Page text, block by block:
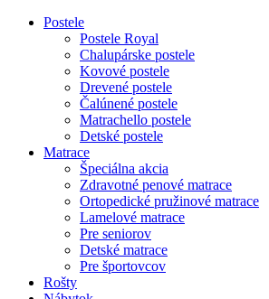
Postele
Postele Royal
Chalupárske postele
Kovové postele
Drevené postele
Čalúnené postele
Matrachello postele
Detské postele
Matrace
Špeciálna akcia
Zdravotné penové matrace
Ortopedické pružinové matrace
Lamelové matrace
Pre seniorov
Detské matrace
Pre športovcov
Rošty